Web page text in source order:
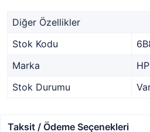
Diğer Özellikler
Stok Kodu
Marka
HP
Stok Durumu
Taksit / Ödeme Seçenekleri